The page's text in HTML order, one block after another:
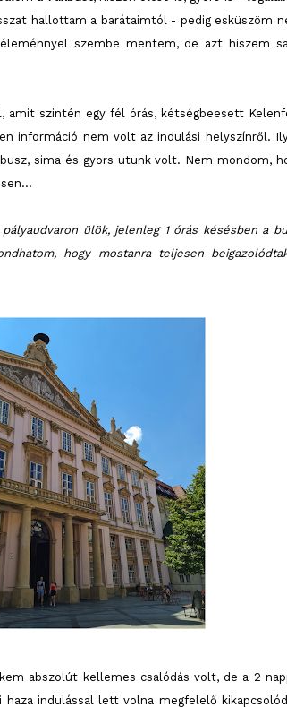
hallottam a barátaimtól - pedig esküszöm
szembe mentem, de azt hiszem
amit szintén egy fél órás, kétségbeesett
információ nem volt az indulási helyszínről.
sima és gyors utunk volt. Nem mondom,
ülök, jelenleg 1 órás késésben a
hogy mostanra teljesen
abszolút kellemes csalódás volt, de a 2
indulással lett volna megfelelő